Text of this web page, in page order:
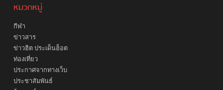
หมวดหมู่
กีฬา
ข่าวสาร
ข่าวฮิต ประเด็นฮ็อต
ท่องเที่ยว
ประกาศจากทางเว็บ
ประชาสัมพันธ์